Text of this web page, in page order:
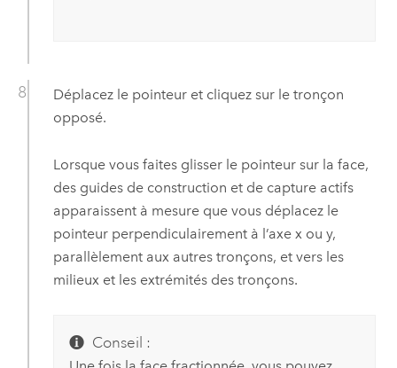
Déplacez le pointeur et cliquez sur le tronçon
opposé.
Lorsque vous faites glisser le pointeur sur la face,
des guides de construction et de capture actifs
apparaissent à mesure que vous déplacez le
pointeur perpendiculairement à l’axe x ou y,
parallèlement aux autres tronçons, et vers les
milieux et les extrémités des tronçons.
Conseil :